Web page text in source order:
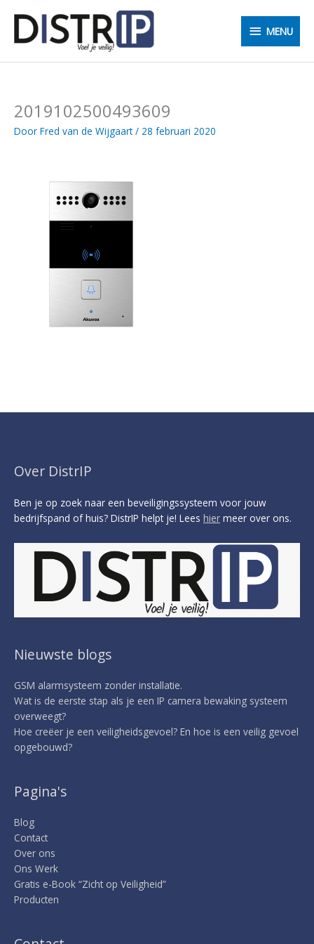
naar
MENU
MENU
2019102500493609
Door Fred van de Wijgaart/ 28 februari 2020
Over DistrIP
Ben je op zoek naar een beveiligingssysteem voor jouw
bedrijfspand of huis? DistrIP helpt je! Lees hier meer over ons.
Nieuwste blogs
GSM alarmsysteem zonder installatie.
Wat is de eerste stap als je een IP camera bewaking systeem
overweegt?
Hoe creëer je een veiligheidsgevoel? En hoe is een veilig gevoel
opgebouwd?
Pagina's
Blog
Contact
Over ons
Ons Werk
Gratis e-Book “Zicht op Veiligheid”
Producten